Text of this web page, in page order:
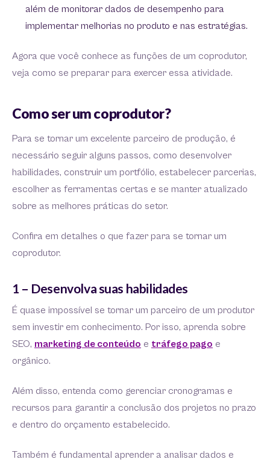
além de monitorar dados de desempenho para
implementar melhorias no produto e nas estratégias.
Agora que você conhece as funções de um coprodutor,
veja como se preparar para exercer essa atividade.
Como ser um coprodutor?
Para se tornar um excelente parceiro de produção, é
necessário seguir alguns passos, como desenvolver
habilidades, construir um portfólio, estabelecer parcerias,
escolher as ferramentas certas e se manter atualizado
sobre as melhores práticas do setor.
Confira em detalhes o que fazer para se tornar um
coprodutor.
1 – Desenvolva suas habilidades
É quase impossível se tornar um parceiro de um produtor
sem investir em conhecimento. Por isso, aprenda sobre
SEO, marketing de conteúdo e tráfego pago e
orgânico.
Além disso, entenda como gerenciar cronogramas e
recursos para garantir a conclusão dos projetos no prazo
e dentro do orçamento estabelecido.
Também é fundamental aprender a analisar dados e